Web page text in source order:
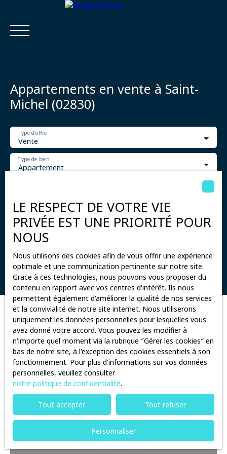
Accueil Viager
Appartements en vente à Saint-
Michel (02830)
Vente
Type d'offre
Appartement
Type de bien
Budget max (€)
Surface min (m²)
Rechercher
Pertinence
Trier par Créer une alerte
LE RESPECT DE VOTRE VIE
PRIVÉE EST UNE PRIORITÉ POUR
NOUS
Nous utilisons des cookies afin de vous offrir une expérience
optimale et une communication pertinente sur notre site.
Grace à ces technologies, nous pouvons vous proposer du
contenu en rapport avec vos centres d'intérêt. Ils nous
permettent également d'améliorer la qualité de nos services
et la convivialité de notre site internet. Nous utiliserons
uniquement les données personnelles pour lesquelles vous
avez donné votre accord. Vous pouvez les modifier à
n'importe quel moment via la rubrique ″Gérer les cookies″ en
bas de notre site, à l'exception des cookies essentiels à son
fonctionnement. Pour plus d'informations sur vos données
personnelles, veuillez consulter
notre politique de confidentialité.
Tout accepter Tout refuser
Personnaliser